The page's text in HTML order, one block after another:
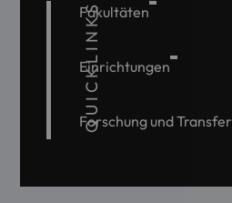
QUICKLINKS
Fakultäten
Einrichtungen
Forschung und Transfer